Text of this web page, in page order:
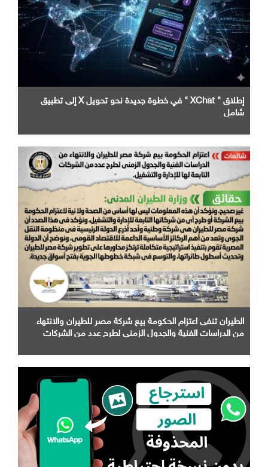
إطلاق " XChat " في خطوة جديدة نحو تحويل X إلى تطبيق
شامل
الطيران تنفى اعتزام الحكومة بيع شركة مصر للطيران والانتهاء
من الدراسات الفنية والجدول الزمني لطرح عدد من الشركات